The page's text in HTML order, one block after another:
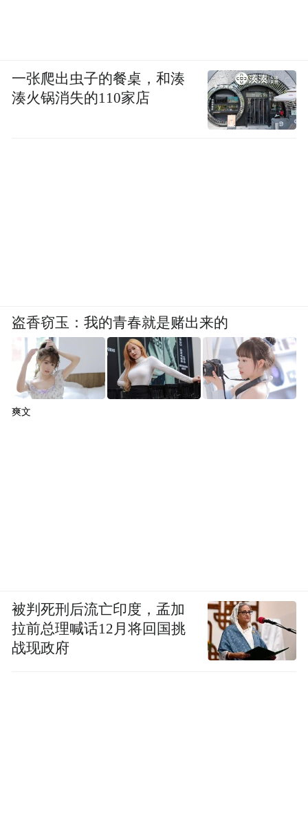
一张爬出虫子的餐桌，和湊
湊火锅消失的110家店
盗香窃玉：我的青春就是赌出来的
爽文
被判死刑后流亡印度，孟加
拉前总理喊话12月将回国挑
战现政府